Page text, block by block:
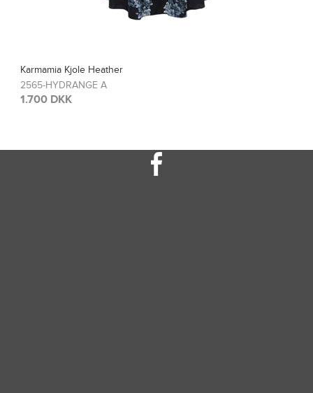
Kjole Heather
A